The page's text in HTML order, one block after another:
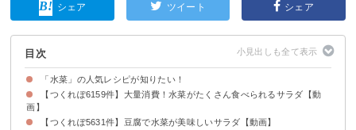
シェア ツイート シェア
目次
「水菜」の人気レシピが知りたい！
【つくれぽ6159件】大量消費！水菜がたくさん食べられるサラダ【動
画】
【つくれぽ5631件】豆腐で水菜が美味しいサラダ【動画】